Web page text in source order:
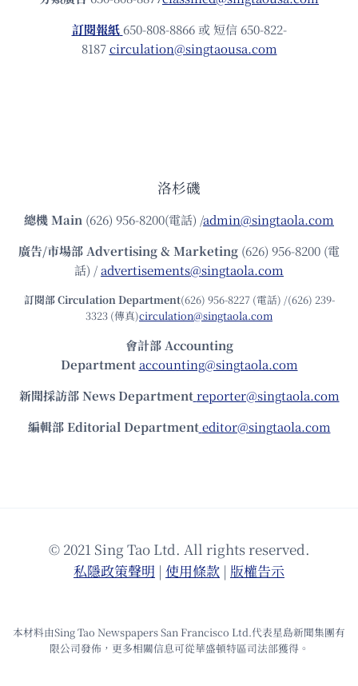
訂閱報紙 650-808-8866 或 短信 650-822-
8187circulation@singtaousa.com
洛杉磯
總機Main (626) 956-8200(電話) /admin@singtaola.com
廣告/市場部Advertising & Marketing (626) 956-8200 (電
話) /advertisements@singtaola.com
訂閱部 Circulation Department(626) 956-8227 (電話) /(626) 239-
3323 (傳真)circulation@singtaola.com
會計部 Accounting
Department accounting@singtaola.com
新聞採訪部 News Department reporter@singtaola.com
編輯部 Editorial Department editor@singtaola.com
© 2021 Sing Tao Ltd. All rights reserved.
私隱政策聲明 | 使⽤條款 | 版權告⽰
本材料由Sing Tao Newspapers San Francisco Ltd.代表星島新聞集團有
限公司發佈，更多相關信息可從華盛頓特區司法部獲得。